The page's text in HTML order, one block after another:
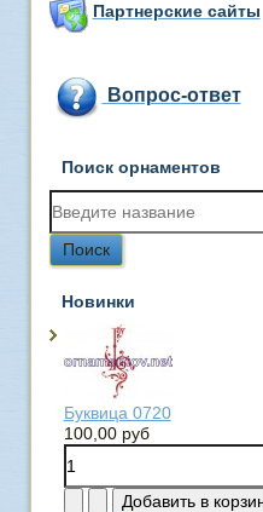
Партнерские сайты
Вопрос-ответ
Поиск орнаментов
Новинки
Буквица 0720
100,00 руб